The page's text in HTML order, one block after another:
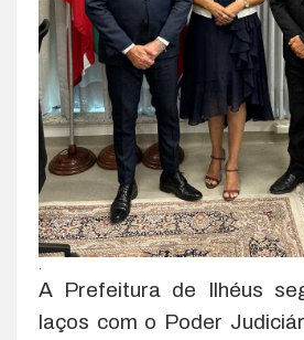
A Prefeitura de Ilhéus
laços com o Poder